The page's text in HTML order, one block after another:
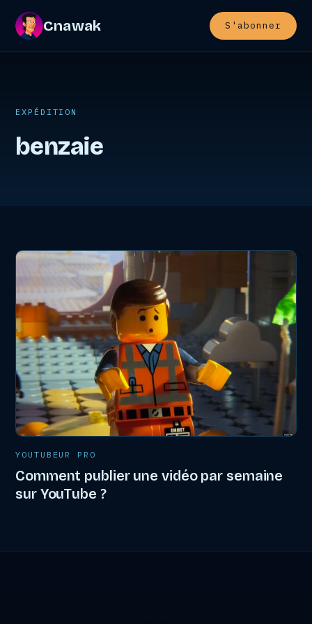
Cnawak S'abonner
EXPÉDITION
benzaie
YOUTUBEUR PRO
Comment publier une vidéo par semaine
sur YouTube ?